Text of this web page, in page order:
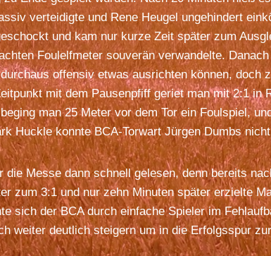
verteidigte und Rene Heugel ungehindert
und kam nur kurze Zeit später zum
Foulelfmeter souverän verwandelte.
offensiv etwas ausrichten können, doch
mit dem Pausenpfiff geriet man mit 2:1 in
man 25 Meter vor dem Tor ein Foulspiel,
Huckle konnte BCA-Torwart Jürgen Dumbs
die Messe dann schnell gelesen, denn bereits
zum 3:1 und nur zehn Minuten später erzielte
sich der BCA durch einfache Spieler im
weiter deutlich steigern um in die Erfolgsspur